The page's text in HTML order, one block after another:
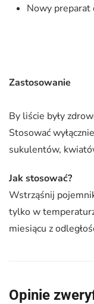
Nowy preparat
Zastosowanie
By liście były
Stosować
sukulentów,
Jak stosować?
Wstrząśnij
tylko w
miesiącu z
Opinie